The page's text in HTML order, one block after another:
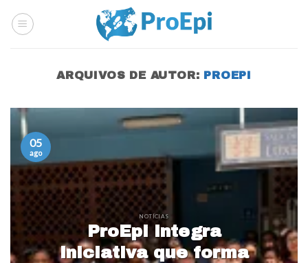
ARQUIVOS DE AUTOR: PROEPI
NOTÍCIAS
ProEpi integra
iniciativa que forma
05
ago